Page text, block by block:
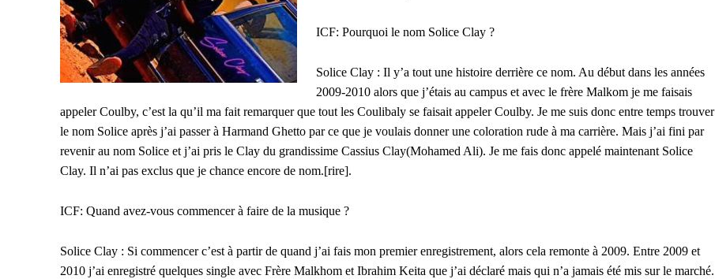
ICF: Pourquoi le nom Solice Clay ?
Solice Clay : Il y’a tout une histoire derrière ce nom. Au début dans les années
2009-2010 alors que j’étais au campus et avec le frère Malkom je me faisais
appeler Coulby, c’est la qu’il ma fait remarquer que tout les Coulibaly se faisait appeler Coulby. Je me suis donc entre temps trouver
le nom Solice après j’ai passer à Harmand Ghetto par ce que je voulais donner une coloration rude à ma carrière. Mais j’ai fini par
revenir au nom Solice et j’ai pris le Clay du grandissime Cassius Clay(Mohamed Ali). Je me fais donc appelé maintenant Solice
Clay. Il n’ai pas exclus que je chance encore de nom.[rire].
ICF: Quand avez-vous commencer à faire de la musique ?
Solice Clay : Si commencer c’est à partir de quand j’ai fais mon premier enregistrement, alors cela remonte à 2009. Entre 2009 et
2010 j’ai enregistré quelques single avec Frère Malkhom et Ibrahim Keita que j’ai déclaré mais qui n’a jamais été mis sur le marché.